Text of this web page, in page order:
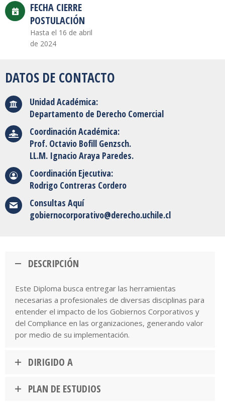
FECHA CIERRE
POSTULACIÓN
Hasta el 16 de abril
de 2024
DATOS DE CONTACTO
Unidad Académica:
Departamento de Derecho Comercial
Coordinación Académica:
Prof. Octavio Bofill Genzsch.
LL.M. Ignacio Araya Paredes.
Coordinación Ejecutiva:
Rodrigo Contreras Cordero
Consultas Aquí
gobiernocorporativo@derecho.uchile.cl
DESCRIPCIÓN
Este Diploma busca entregar las herramientas
necesarias a profesionales de diversas disciplinas para
entender el impacto de los Gobiernos Corporativos y
del Compliance en las organizaciones, generando valor
por medio de su implementación.
DIRIGIDO A
PLAN DE ESTUDIOS